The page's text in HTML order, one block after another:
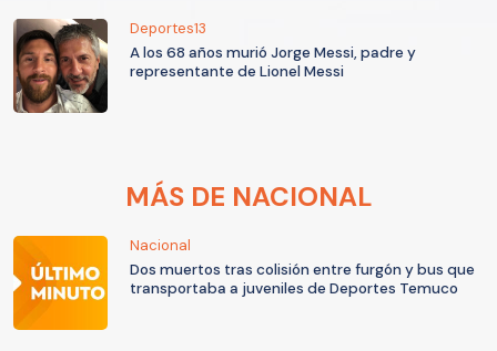
Deportes13
A los 68 años murió Jorge Messi, padre y
representante de Lionel Messi
MÁS DE NACIONAL
Nacional
Dos muertos tras colisión entre furgón y bus que
transportaba a juveniles de Deportes Temuco